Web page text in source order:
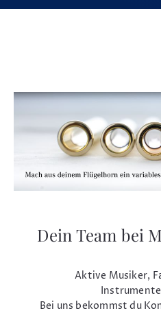
Dein Team bei
Aktive Musiker,
Bei uns bekommst du